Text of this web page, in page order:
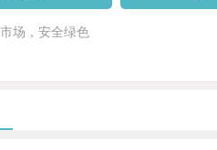
场，安全绿色